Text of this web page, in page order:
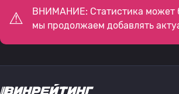
ВНИМАНИЕ: Статистика может
мы продолжаем добавлять